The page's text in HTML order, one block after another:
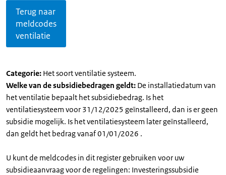
Terug naar
meldcodes
ventilatie
Categorie: Het soort ventilatie systeem.
Welke van de subsidiebedragen geldt: De installatiedatum van
het ventilatie bepaalt het subsidiebedrag. Is het
ventilatiesysteem voor 31/12/2025 geïnstalleerd, dan is er geen
subsidie mogelijk. Is het ventilatiesysteem later geïnstalleerd,
dan geldt het bedrag vanaf 01/01/2026 .
U kunt de meldcodes in dit register gebruiken voor uw
subsidieaanvraag voor de regelingen: Investeringssubsidie